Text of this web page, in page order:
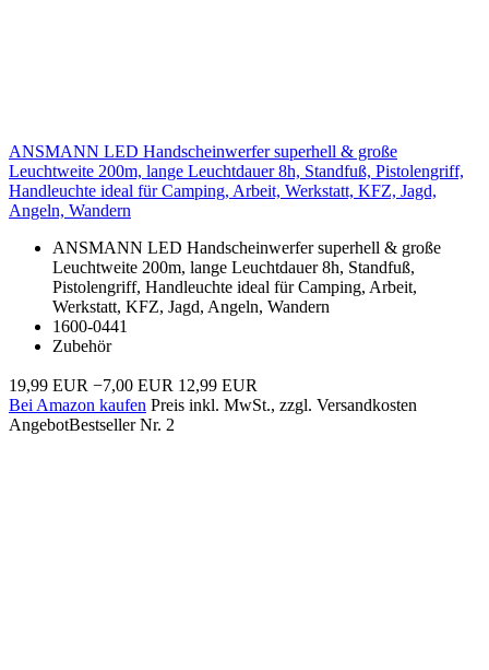
ANSMANN LED Handscheinwerfer superhell & große
Leuchtweite 200m, lange Leuchtdauer 8h, Standfuß, Pistolengriff,
Handleuchte ideal für Camping, Arbeit, Werkstatt, KFZ, Jagd,
Angeln, Wandern
ANSMANN LED Handscheinwerfer superhell & große
Leuchtweite 200m, lange Leuchtdauer 8h, Standfuß,
Pistolengriff, Handleuchte ideal für Camping, Arbeit,
Werkstatt, KFZ, Jagd, Angeln, Wandern
1600-0441
Zubehör
19,99 EUR −7,00 EUR 12,99 EUR
Bei Amazon kaufen Preis inkl. MwSt., zzgl. Versandkosten
AngebotBestseller Nr. 2